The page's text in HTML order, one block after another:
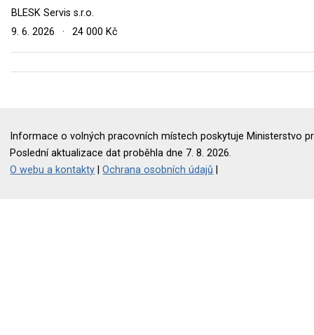
BLESK Servis s.r.o.
9. 6. 2026
· 24 000 Kč
Informace o volných pracovních místech poskytuje Ministerstvo
Poslední aktualizace dat proběhla dne 7. 8. 2026.
O webu a kontakty |Ochrana osobních údajů